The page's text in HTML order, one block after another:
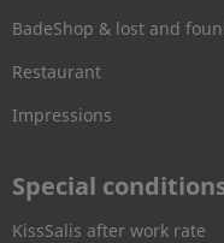
BadeShop & lost and
Restaurant
Impressions
Special
KissSalis after work rate